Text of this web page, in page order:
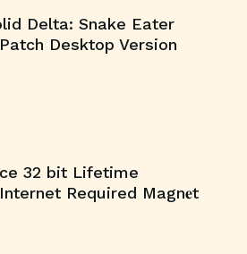
Delta: Snake Eater
Desktop Version
32 bit Lifetime
Required Magn𝐞t